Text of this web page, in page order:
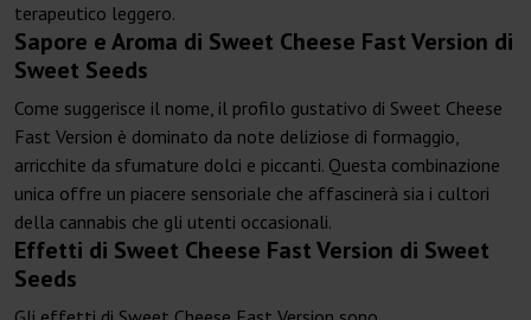
terapeutico leggero.
Sapore e Aroma di Sweet Cheese Fast Version di
Sweet Seeds
Come suggerisce il nome, il profilo gustativo di Sweet Cheese
Fast Version è dominato da note deliziose di formaggio,
arricchite da sfumature dolci e piccanti. Questa combinazione
unica offre un piacere sensoriale che affascinerà sia i cultori
della cannabis che gli utenti occasionali.
Effetti di Sweet Cheese Fast Version di Sweet
Seeds